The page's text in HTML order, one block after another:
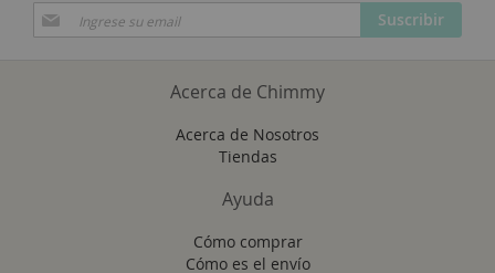
Suscríbase
a
Suscribir
Acerca de Chimmy
Acerca de Nosotros
Tiendas
Ayuda
Cómo comprar
Cómo es el envío